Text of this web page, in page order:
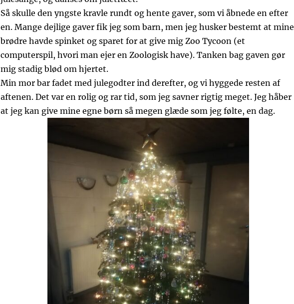
Så skulle den yngste kravle rundt og hente gaver, som vi åbnede en efter
en. Mange dejlige gaver fik jeg som barn, men jeg husker bestemt at mine
brødre havde spinket og sparet for at give mig Zoo Tycoon (et
computerspil, hvori man ejer en Zoologisk have). Tanken bag gaven gør
mig stadig blød om hjertet.
Min mor bar fadet med julegodter ind derefter, og vi hyggede resten af
aftenen. Det var en rolig og rar tid, som jeg savner rigtig meget. Jeg håber
at jeg kan give mine egne børn så megen glæde som jeg følte, en dag.